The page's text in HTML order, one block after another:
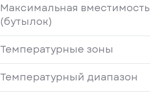
Максимальная вместимость
(бутылок)
Температурные зоны
Температурный диапазон